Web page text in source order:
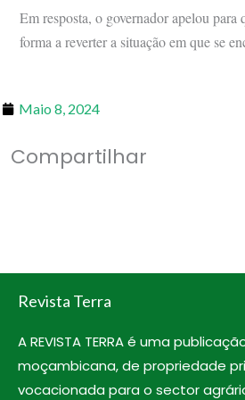
Em resposta, o governador apelou para
forma a reverter a situação em que se
Maio 8, 2024
Compartilhar
Revista Terra
A REVISTA TERRA é uma
moçambicana, de propriedade
vocacionada para o sector